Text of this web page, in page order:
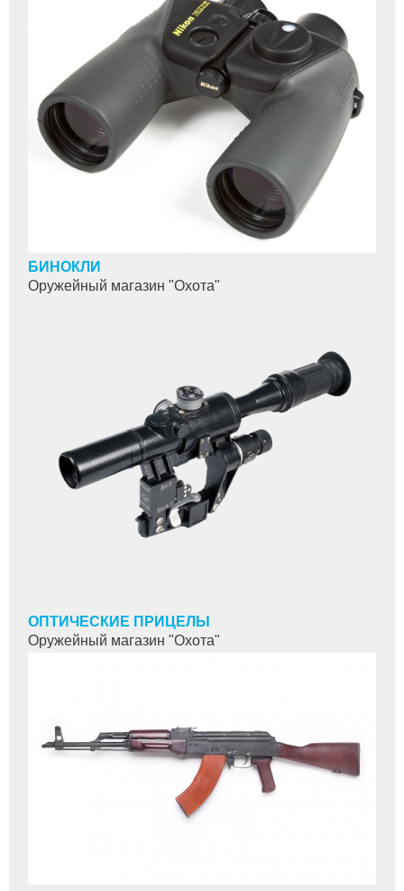
БИНОКЛИ
Оружейный магазин "Охота"
ОПТИЧЕСКИЕ ПРИЦЕЛЫ
Оружейный магазин "Охота"